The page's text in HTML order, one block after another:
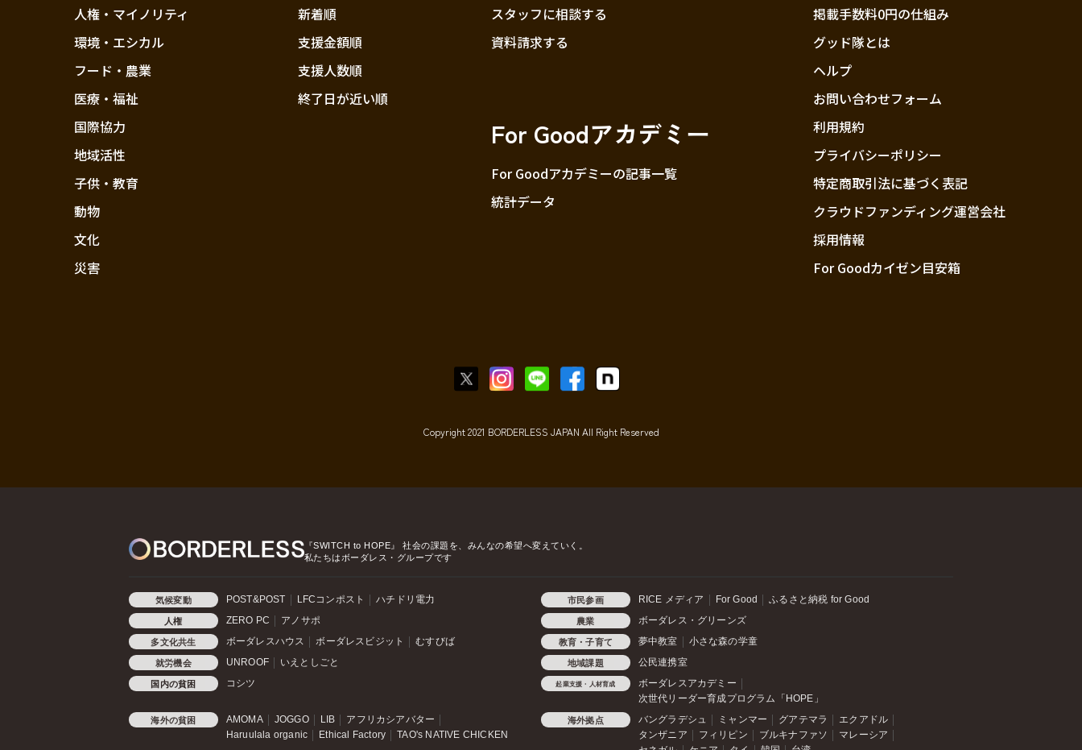
人権・マイノリティ
環境・エシカル
フード・農業
医療・福祉
国際協力
地域活性
子供・教育
動物
文化
災害
新着順
支援金額順
支援人数順
終了日が近い順
スタッフに相談する
資料請求する
For Goodアカデミー
For Goodアカデミーの記事一覧
統計データ
掲載手数料0円の仕組み
グッド隊とは
ヘルプ
お問い合わせフォーム
利用規約
プライバシーポリシー
特定商取引法に基づく表記
クラウドファンディング運営会社
採用情報
For Goodカイゼン目安箱
Copyright 2021 BORDERLESS JAPAN All Right Reserved
『SWITCH to HOPE』
社会の課題を、みんなの希望へ変えていく。
私たちはボーダレス・グループです
気候変動 POST&POST LFCコンポスト ハチドリ電力 市民参画 RICE メディア For Good ふるさと納税 for Good
人権 ZERO PC アノサポ 農業 ボーダレス・グリーンズ
多文化共生 ボーダレスハウス ボーダレスビジット むすびば 教育・子育て 夢中教室 小さな森の学童
就労機会 UNROOF いえとしごと 地域課題 公民連携室
国内の貧困 コシツ 起業支援・人材育成
ボーダレスアカデミー
次世代リーダー育成プログラム「HOPE」
海外の貧困 AMOMA JOGGO LIB
アフリカシアバター
Haruulala organic
Ethical Factory TAO's NATIVE CHICKEN
海外拠点 バングラデシュ ミャンマー グアテマラ
エクアドル
タンザニア
フィリピン ブルキナファソ
マレーシア